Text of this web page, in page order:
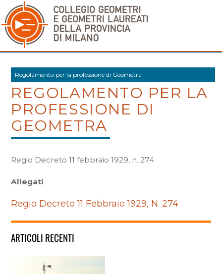
Regolamento per la professione di Geometra
REGOLAMENTO PER LA
PROFESSIONE DI
GEOMETRA
Regio Decreto 11 febbraio 1929, n. 274
Allegati
Regio Decreto 11 Febbraio 1929, N. 274
ARTICOLI RECENTI